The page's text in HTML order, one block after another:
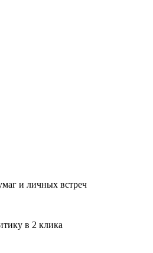
и личных встреч
в 2 клика